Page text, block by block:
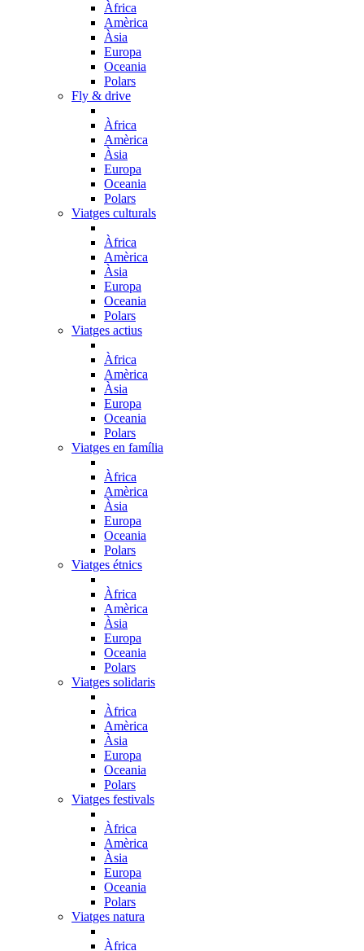
Àfrica
Amèrica
Àsia
Europa
Oceania
Polars
Fly & drive
Àfrica
Amèrica
Àsia
Europa
Oceania
Polars
Viatges culturals
Àfrica
Amèrica
Àsia
Europa
Oceania
Polars
Viatges actius
Àfrica
Amèrica
Àsia
Europa
Oceania
Polars
Viatges en família
Àfrica
Amèrica
Àsia
Europa
Oceania
Polars
Viatges étnics
Àfrica
Amèrica
Àsia
Europa
Oceania
Polars
Viatges solidaris
Àfrica
Amèrica
Àsia
Europa
Oceania
Polars
Viatges festivals
Àfrica
Amèrica
Àsia
Europa
Oceania
Polars
Viatges natura
Àfrica